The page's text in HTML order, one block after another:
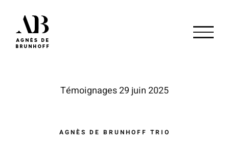
contenu
Témoignages 29 juin 2025
AGNÈS DE BRUNHOFF TRIO